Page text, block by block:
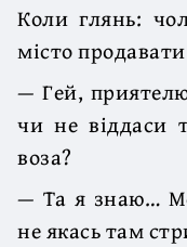
Коли глянь:
місто
— Гей,
чи не віддаси
воза?
— Та я знаю…
не якась там